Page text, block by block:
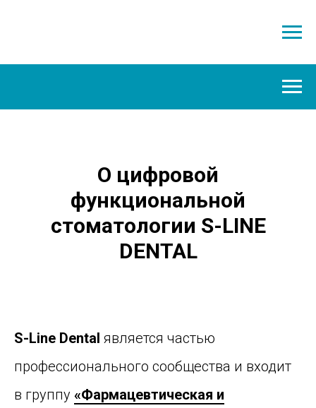
О цифровой
функциональной
стоматологии S-LINE
DENTAL
S-Line Dental является частью
профессионального сообщества и входит
в группу «Фармацевтическая и